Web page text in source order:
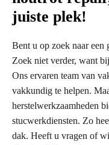
juiste plek!
Bent u op zoek naar
Zoek niet verder, want
Ons ervaren team van
vakkundig te helpen.
herstelwerkzaamheden
stucwerkdiensten. Zo
dak. Heeft u vragen of